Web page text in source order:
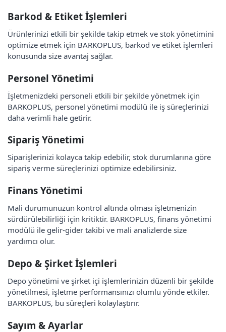
Barkod & Etiket İşlemleri
Ürünlerinizi etkili bir şekilde takip etmek ve stok yönetimini
optimize etmek için BARKOPLUS, barkod ve etiket işlemleri
konusunda size avantaj sağlar.
Personel Yönetimi
İşletmenizdeki personeli etkili bir şekilde yönetmek için
BARKOPLUS, personel yönetimi modülü ile iş süreçlerinizi
daha verimli hale getirir.
Sipariş Yönetimi
Siparişlerinizi kolayca takip edebilir, stok durumlarına göre
sipariş verme süreçlerinizi optimize edebilirsiniz.
Finans Yönetimi
Mali durumunuzun kontrol altında olması işletmenizin
sürdürülebilirliği için kritiktir. BARKOPLUS, finans yönetimi
modülü ile gelir-gider takibi ve mali analizlerde size
yardımcı olur.
Depo & Şirket İşlemleri
Depo yönetimi ve şirket içi işlemlerinizin düzenli bir şekilde
yönetilmesi, işletme performansınızı olumlu yönde etkiler.
BARKOPLUS, bu süreçleri kolaylaştırır.
Sayım & Ayarlar